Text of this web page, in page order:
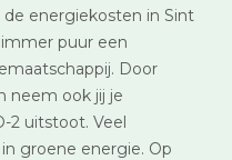
energiekosten in Sint
puur een
Door
neem ook jij je
2 uitstoot. Veel
groene energie. Op